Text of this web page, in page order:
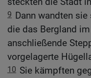
9 Dann wandten
die das Bergland
anschließende
vorgelagerte
10 Sie kämpften